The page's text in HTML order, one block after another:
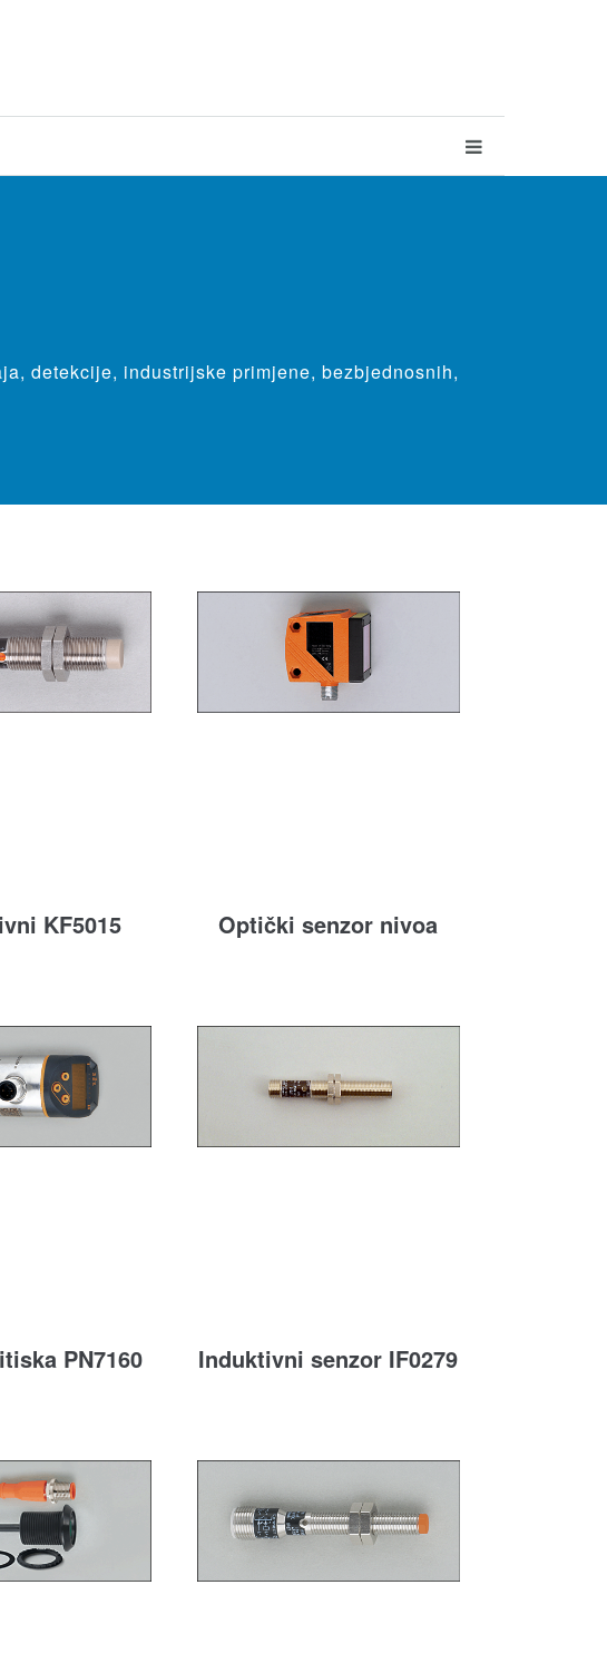
detekcije, industrijske primjene, bezbjednosnih,
KF5015 Optički senzor nivoa
PN7160 Induktivni senzor IF0279